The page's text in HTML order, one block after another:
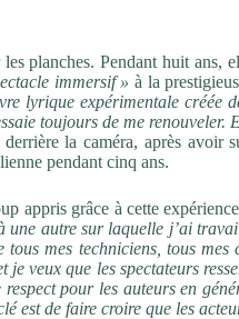
planches. Pendant huit ans,
immersif » à la
lyrique expérimentale créée
toujours de me
derrière la caméra, après
pendant cinq ans.
appris grâce à cette
une autre sur laquelle j’ai
mes techniciens, tous
veux que les spectateurs
respect pour les auteurs en
est de faire croire que les